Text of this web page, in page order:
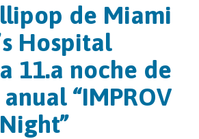
de Miami
Hospital
11.a noche de
“IMPROV